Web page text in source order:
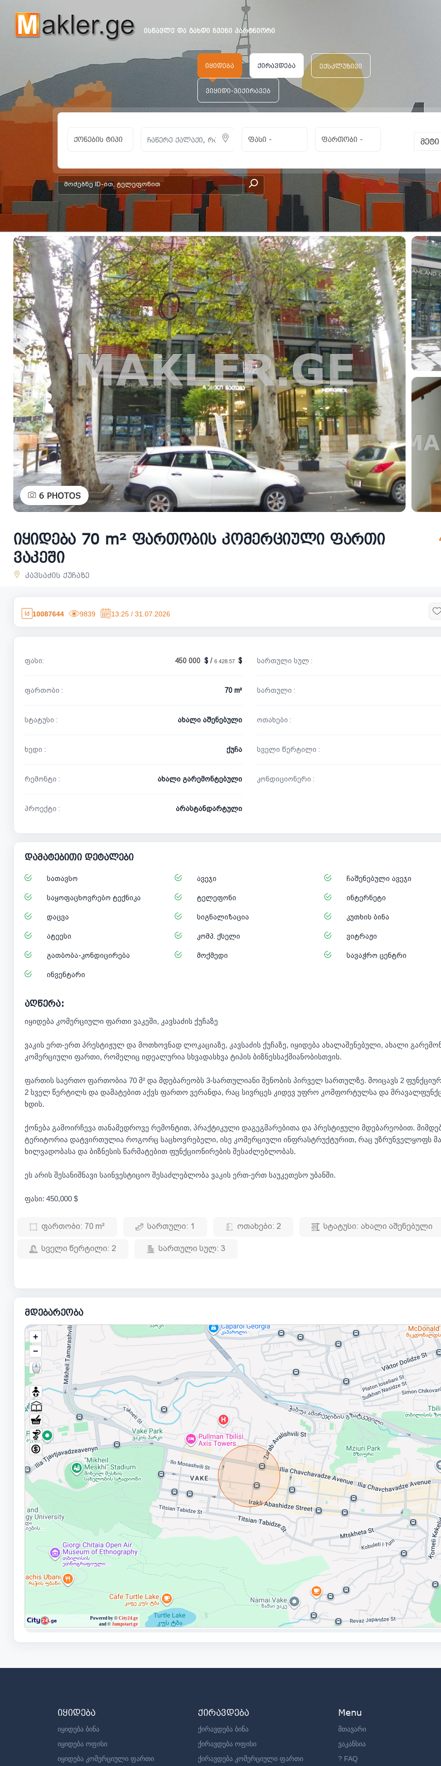
ისწავლე და გახდი ჩვენი პარტნიორი
იყიდება ქირავდება ექსკლუზივი
ვიყიდი-ვიქირავებ
ქონების ტიპი ფასი - ფართობი -
add-form
6 PHOTOS
იყიდება 70 m² ფართობის კომერციული ფართი
ვაკეში
კავსაძის ქუჩაზე
10087644 9839 13:25 / 31.07.2026
ფასი: 450 000 / 6 428.57
ფართობი : 70 m²
სტატუსი : ახალი აშენებული
ხედი : ქუჩა
რემონტი : ახალი გარემონტებული
პროექტი : არასტანდარტული
სართული სულ :
სართული :
ოთახები :
სველი წერტილი :
კონდიციონერი :
დამატებითი დეტალები
სათავსო ავეჯი ჩაშენებული ავეჯი
საყოფაცხოვრებო ტექნიკა ტელეფონი ინტერნეტი
დაცვა სიგნალიზაცია კუთხის ბინა
ატეესი კომპ. ქსელი ვიტრაჟი
გათბობა-კონდიცირება მოქმედი სავაჭრო ცენტრი
ინვენტარი
აღწერა:
იყიდება კომერციული ფართი ვაკეში, კავსაძის ქუჩაზე
ვაკის ერთ-ერთ პრესტიჟულ და მოთხოვნად ლოკაციაზე, კავსაძის ქუჩაზე, იყიდება ახალაშენებული, ახალი
კომერციული ფართი, რომელიც იდეალურია სხვადასხვა ტიპის ბიზნესსაქმიანობისთვის.
ფართის საერთო ფართობია 70 მ² და მდებარეობს 3-სართულიანი შენობის პირველ სართულზე. მოიცავს 2
2 სველ წერტილს და დამატებით აქვს ფართო ვერანდა, რაც სივრცეს კიდევ უფრო კომფორტულსა და
ხდის.
ქონება გამოირჩევა თანამედროვე რემონტით, პრაქტიკული დაგეგმარებითა და პრესტიჟული მდებარეობით.
ტერიტორია დატვირთულია როგორც საცხოვრებელი, ისე კომერციული ინფრასტრუქტურით, რაც უზრუნველყოფს
ხილვადობასა და ბიზნესის წარმატებით ფუნქციონირების შესაძლებლობას.
ეს არის შესანიშნავი საინვესტიციო შესაძლებლობა ვაკის ერთ-ერთ საუკეთესო უბანში.
ფასი: 450,000 $
ფართობი: 70 m² სართული: 1 ოთახები: 2 სტატუსი: ახალი აშენებული
სველი წერტილი: 2 სართული სულ: 3
მდებარეობა
იყიდება
იყიდება ბინა
იყიდება ოფისი
იყიდება კომერციული ფართი
ქირავდება
ქირავდება ბინა
ქირავდება ოფისი
ქირავდება კომერციული ფართი
Menu
მთავარი
ვაკანსია
? FAQ